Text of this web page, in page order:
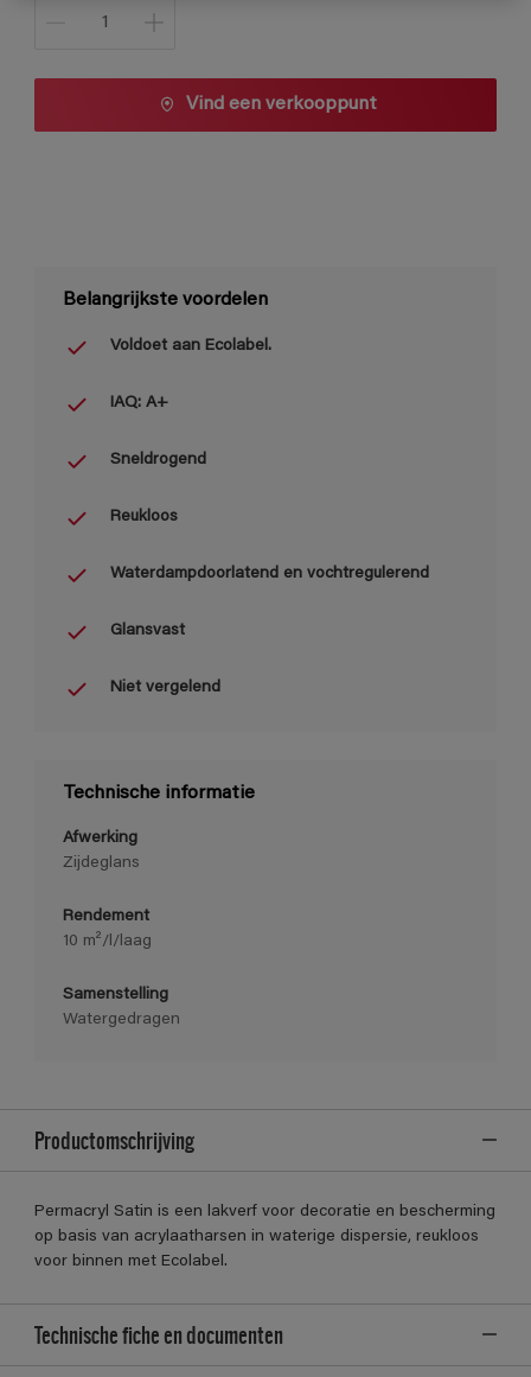
Vind een verkooppunt
Belangrijkste voordelen
Voldoet aan Ecolabel.
IAQ: A+
Sneldrogend
Reukloos
Waterdampdoorlatend en vochtregulerend
Glansvast
Niet vergelend
Technische informatie
Afwerking
Zijdeglans
Rendement
10 m²/l/laag
Samenstelling
Watergedragen
Productomschrijving
Permacryl Satin is een lakverf voor decoratie en bescherming
op basis van acrylaatharsen in waterige dispersie, reukloos
voor binnen met Ecolabel.
Technische fiche en documenten